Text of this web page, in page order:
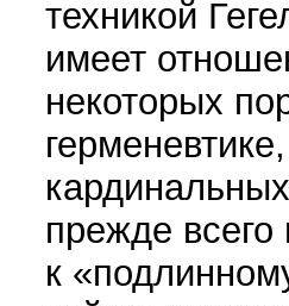
техникой
имеет
некоторых
прежде
к